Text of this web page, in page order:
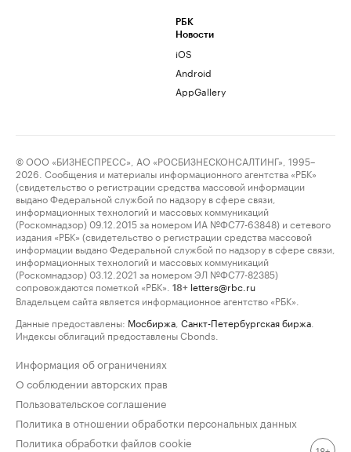
РБК
Новости
iOS
Android
AppGallery
© ООО «БИЗНЕСПРЕСС», АО «РОСБИЗНЕСКОНСАЛТИНГ», 1995–
2026. Сообщения и материалы информационного агентства «РБК»
(свидетельство о регистрации средства массовой информации
выдано Федеральной службой по надзору в сфере связи,
информационных технологий и массовых коммуникаций
(Роскомнадзор) 09.12.2015 за номером ИА №ФС77-63848) и сетевого
издания «РБК» (свидетельство о регистрации средства массовой
информации выдано Федеральной службой по надзору в сфере связи,
информационных технологий и массовых коммуникаций
(Роскомнадзор) 03.12.2021 за номером ЭЛ №ФС77-82385)
сопровождаются пометкой «РБК».
18+ letters@rbc.ru
Владельцем сайта является информационное агентство «РБК».
Данные предоставлены: Мосбиржа Санкт-Петербургская биржа
Индексы облигаций предоставлены Cbonds.
Информация об ограничениях
О соблюдении авторских прав
Пользовательское соглашение
Политика в отношении обработки персональных данных
Политика обработки файлов cookie